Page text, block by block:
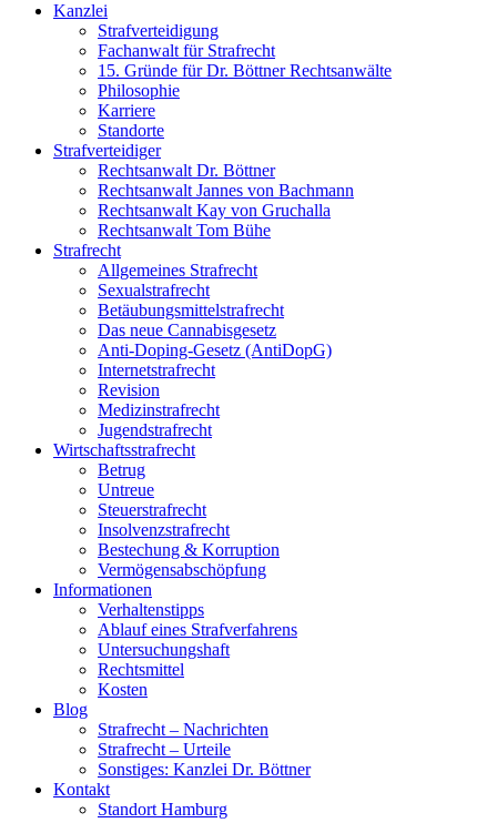
Kanzlei
Strafverteidigung
Fachanwalt für Strafrecht
15. Gründe für Dr. Böttner Rechtsanwälte
Philosophie
Karriere
Standorte
Strafverteidiger
Rechtsanwalt Dr. Böttner
Rechtsanwalt Jannes von Bachmann
Rechtsanwalt Kay von Gruchalla
Rechtsanwalt Tom Bühe
Strafrecht
Allgemeines Strafrecht
Sexualstrafrecht
Betäubungsmittelstrafrecht
Das neue Cannabisgesetz
Anti-Doping-Gesetz (AntiDopG)
Internetstrafrecht
Revision
Medizinstrafrecht
Jugendstrafrecht
Wirtschaftsstrafrecht
Betrug
Untreue
Steuerstrafrecht
Insolvenzstrafrecht
Bestechung & Korruption
Vermögensabschöpfung
Informationen
Verhaltenstipps
Ablauf eines Strafverfahrens
Untersuchungshaft
Rechtsmittel
Kosten
Blog
Strafrecht – Nachrichten
Strafrecht – Urteile
Sonstiges: Kanzlei Dr. Böttner
Kontakt
Standort Hamburg